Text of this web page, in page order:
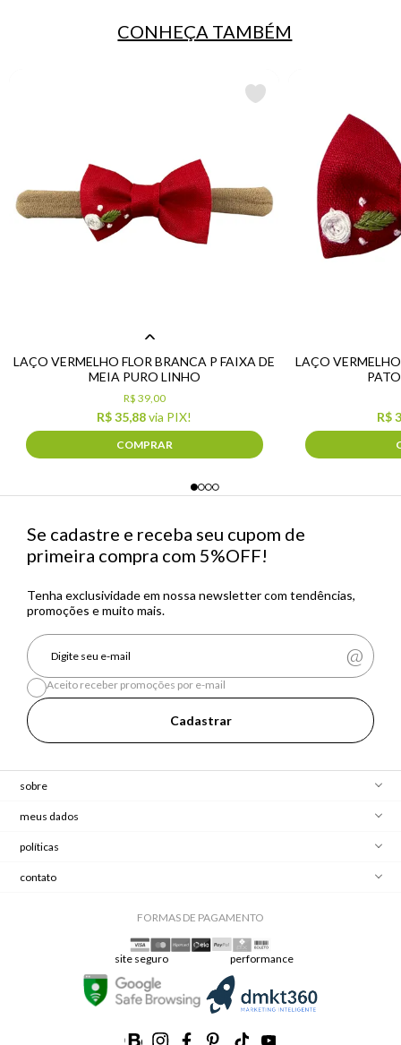
CONHEÇA TAMBÉM
LAÇO VERMELHO FLOR BRANCA P FAIXA DE
MEIA PURO LINHO
R$ 35,88via PIX!
R$ 39,00
COMPRAR
LAÇO
R$
Se cadastre e receba seu cupom de
primeira compra com 5%OFF!
Tenha exclusividade em nossa newsletter com tendências,
promoções e muito mais.
Cadastrar
Aceito receber promoções por e-mail
sobre
meus dados
políticas
contato
FORMAS DE PAGAMENTO
site seguro performance